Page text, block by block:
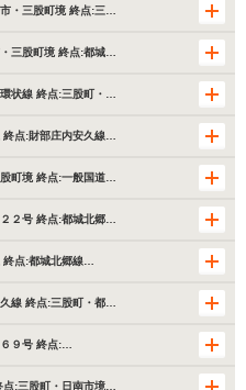
・三股町境 終点:三…
三股町境 終点:都城…
状線 終点:三股町・…
終点:財部庄内安久線…
町境 終点:一般国道…
２号 終点:都城北郷…
終点:都城北郷線…
線 終点:三股町・都…
９号 終点:…
点:三股町・日南市境…